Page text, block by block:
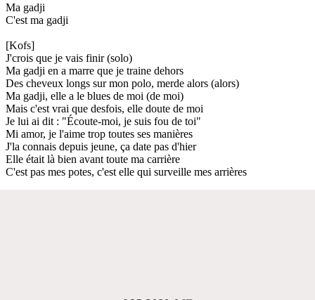
Ma gadji
C'est ma gadji
[Kofs]
J'crois que je vais finir (solo)
Ma gadji en a marre que je traine dehors
Des cheveux longs sur mon polo, merde alors (alors)
Ma gadji, elle a le blues de moi (de moi)
Mais c'est vrai que desfois, elle doute de moi
Je lui ai dit : "Écoute-moi, je suis fou de toi"
Mi amor, je l'aime trop toutes ses manières
J'la connais depuis jeune, ça date pas d'hier
Elle était là bien avant toute ma carrière
C'est pas mes potes, c'est elle qui surveille mes arrières